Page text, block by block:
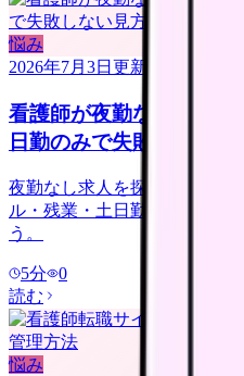
悩み
2026年7月3日 更新
看護師が夜勤なし求人を
日勤のみで失敗しない見方
夜勤なし求人を探す看護師さ
ル・残業・土日勤務・年収低
う。
5分
0
読む
悩み